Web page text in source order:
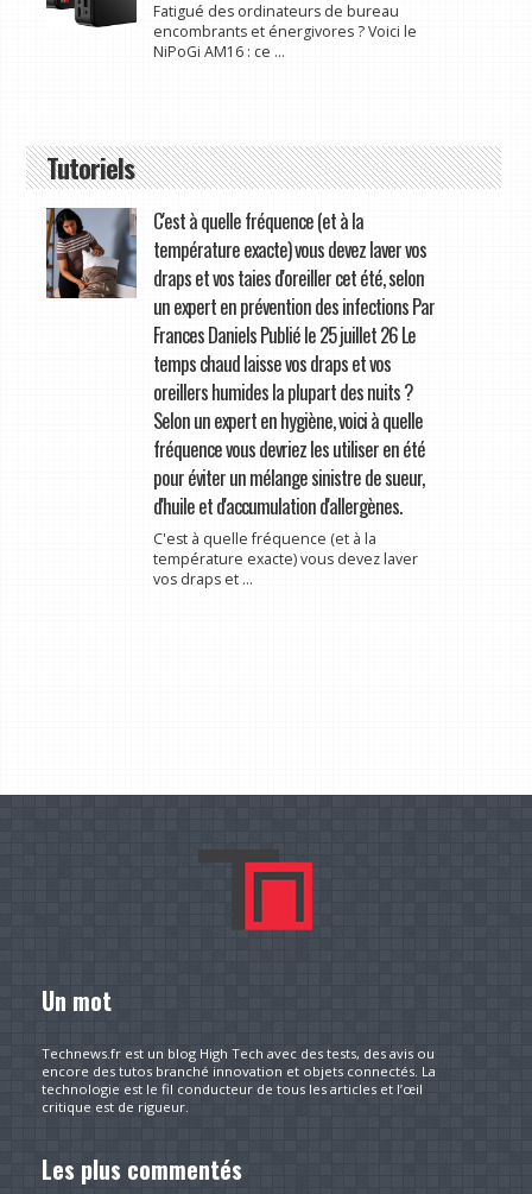
Fatigué des ordinateurs de bureau
encombrants et énergivores ? Voici le
NiPoGi AM16 : ce ...
Tutoriels
C'est à quelle fréquence (et à la
température exacte) vous devez laver vos
draps et vos taies d'oreiller cet été, selon
un expert en prévention des infections Par
Frances Daniels Publié le 25 juillet 26 Le
temps chaud laisse vos draps et vos
oreillers humides la plupart des nuits ?
Selon un expert en hygiène, voici à quelle
fréquence vous devriez les utiliser en été
pour éviter un mélange sinistre de sueur,
d'huile et d'accumulation d'allergènes.
C'est à quelle fréquence (et à la
température exacte) vous devez laver
vos draps et ...
Un mot
Technews.fr est un blog High Tech avec des tests, des avis ou
encore des tutos branché innovation et objets connectés. La
technologie est le fil conducteur de tous les articles et l’œil
critique est de rigueur.
Les plus commentés